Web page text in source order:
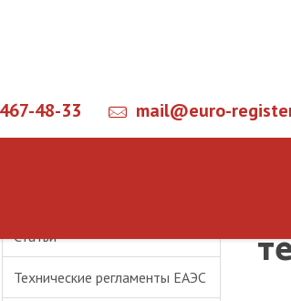
48-33 mail@euro-
Статьи
Технические регламенты ЕАЭС